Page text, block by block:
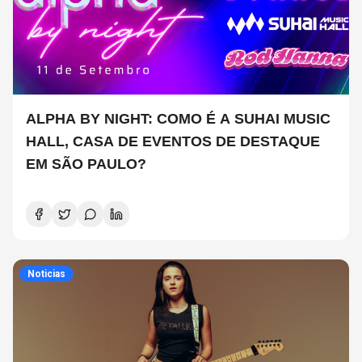
ALPHA BY NIGHT: COMO É A SUHAI MUSIC
HALL, CASA DE EVENTOS DE DESTAQUE
EM SÃO PAULO?
Noticias